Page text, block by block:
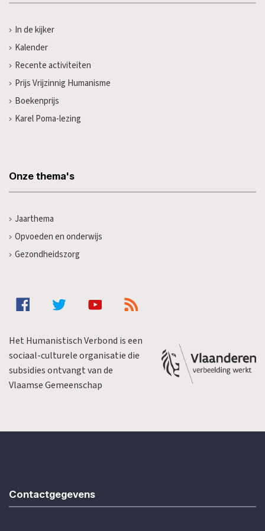
In de kijker
Kalender
Recente activiteiten
Prijs Vrijzinnig Humanisme
Boekenprijs
Karel Poma-lezing
Onze thema's
Jaarthema
Opvoeden en onderwijs
Gezondheidszorg
Het Humanistisch Verbond is een
sociaal-culturele organisatie die
subsidies ontvangt van de
Vlaamse Gemeenschap
Contactgegevens